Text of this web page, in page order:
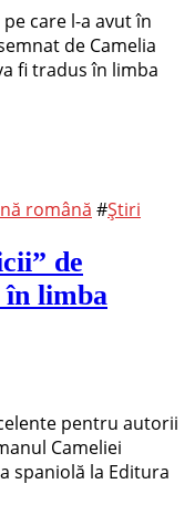
care l-a avut în
de Camelia
fi tradus în limba
română #Știri
de
în limba
pentru autorii
Cameliei
spaniolă la Editura